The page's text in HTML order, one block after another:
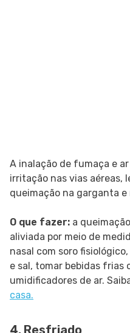
A inalação de fumaça e
irritação nas vias aéreas,
queimação na garganta e
O que fazer: a
aliviada por meio de
nasal com soro
e sal, tomar bebidas frias
umidificadores de ar.
casa.